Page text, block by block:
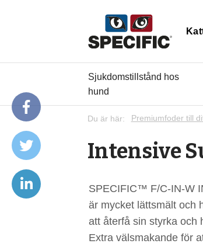
Sjukdomstillstånd hos
hund
Du är här: Premiumfoder till
Intensive
SPECIFIC™ F/C-IN-W
är mycket lättsmält och
att återfå sin styrka och
Extra välsmakande för